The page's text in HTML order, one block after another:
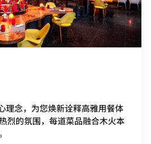
理念，为您焕新诠释高雅用餐体
烈的氛围，每道菜品融合木火本